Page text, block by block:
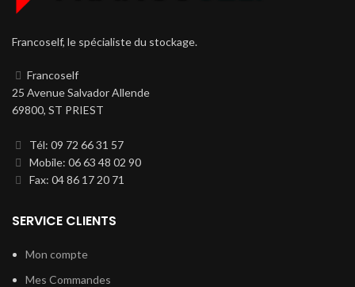
Francoself, le spécialiste du stockage.
Francoself
25 Avenue Salvador Allende
69800, ST PRIEST
Tél: 09 72 66 31 57
Mobile: 06 63 48 02 90
Fax: 04 86 17 20 71
SERVICE CLIENTS
Mon compte
Mes Commandes